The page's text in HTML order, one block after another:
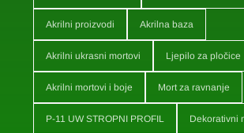
Akrilni proizvodi Akrilna baza
Akrilni ukrasni mortovi Ljepilo za pločice
Akrilni mortovi i boje Mort za ravnanje
P-11 UW STROPNI PROFIL Dekorativni